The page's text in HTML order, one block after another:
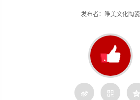
发布者：唯美文化陶瓷